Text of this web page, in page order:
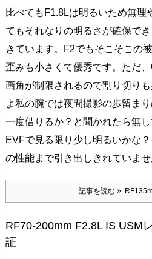
比べてもF1.8Lは明るいため無理
てもそれなりの明るさが確保で
きています。F2でもそこそこの
歪みも小さくて優秀です。ただ
画角が制限されるので割り切り
よ私の腕では夜間撮影の歩留ま
一度借りるか？と聞かれたら無
EVFで見る限り少し明るいかな
の性能まで引き出しきれていませ
記事を読む
RF70-200mm F2.8L IS USM
証